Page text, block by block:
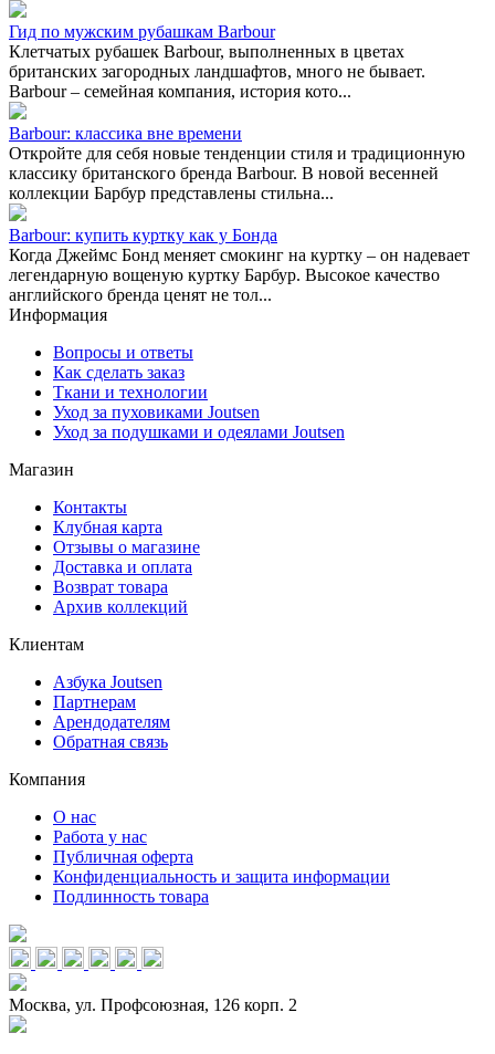
Гид по мужским рубашкам Barbour
Клетчатых рубашек Barbour, выполненных в цветах
британских загородных ландшафтов, много не бывает.
Barbour – семейная компания, история кото...
Barbour: классика вне времени
Откройте для себя новые тенденции стиля и традиционную
классику британского бренда Barbour. В новой весенней
коллекции Барбур представлены стильна...
Barbour: купить куртку как у Бонда
Когда Джеймс Бонд меняет смокинг на куртку – он надевает
легендарную вощеную куртку Барбур. Высокое качество
английского бренда ценят не тол...
Информация
Вопросы и ответы
Как сделать заказ
Ткани и технологии
Уход за пуховиками Joutsen
Уход за подушками и одеялами Joutsen
Магазин
Контакты
Клубная карта
Отзывы о магазине
Доставка и оплата
Возврат товара
Архив коллекций
Клиентам
Азбука Joutsen
Партнерам
Арендодателям
Обратная связь
Компания
О нас
Работа у нас
Публичная оферта
Конфиденциальность и защита информации
Подлинность товара
Москва, ул. Профсоюзная, 126 корп. 2